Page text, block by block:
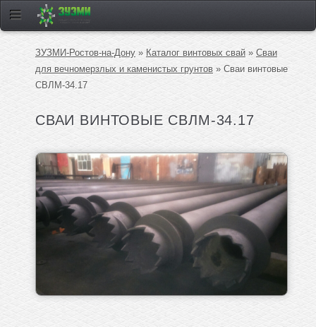
ЗУЗМИ-Ростов-на-Дону » Каталог винтовых свай » Сваи
для вечномерзлых и каменистых грунтов » Сваи винтовые
СВЛМ-34.17
СВАИ ВИНТОВЫЕ СВЛМ-34.17